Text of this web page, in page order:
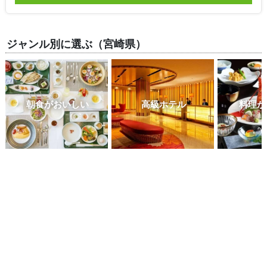
ジャンル別に選ぶ（宮崎県）
朝食がおいしい 高級ホテル 料理